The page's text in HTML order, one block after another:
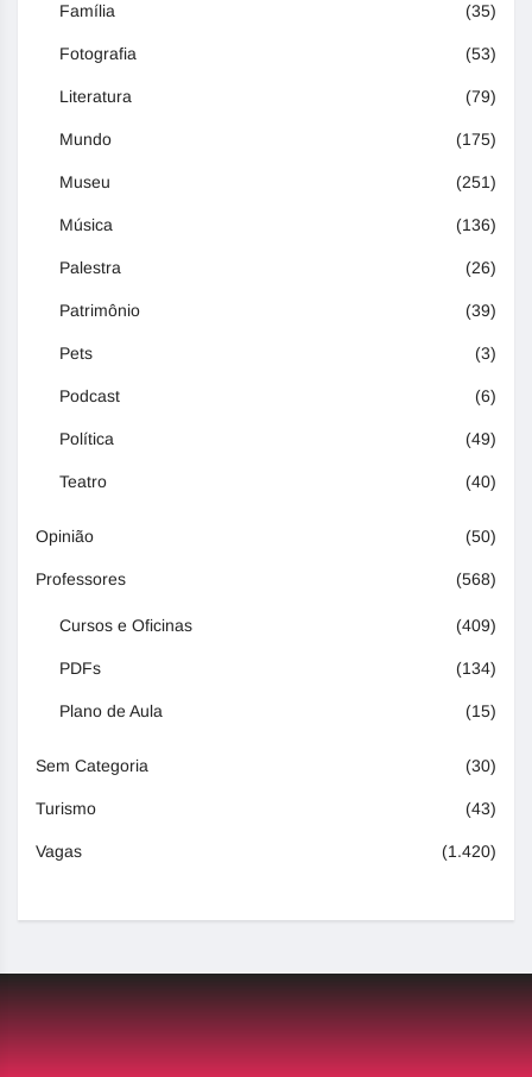
Família (35)
Fotografia (53)
Literatura (79)
Mundo (175)
Museu (251)
Música (136)
Palestra (26)
Patrimônio (39)
Pets (3)
Podcast (6)
Política (49)
Teatro (40)
Opinião (50)
Professores (568)
Cursos e Oficinas (409)
PDFs (134)
Plano de Aula (15)
Sem Categoria (30)
Turismo (43)
Vagas (1.420)